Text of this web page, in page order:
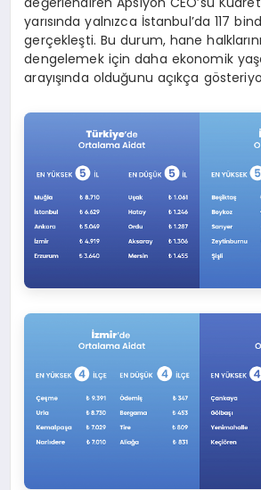
yarısında yalnızca İstanbul’da 117
gerçekleşti. Bu durum, hane
dengelemek için daha ekonomik
arayışında olduğunu açıkça